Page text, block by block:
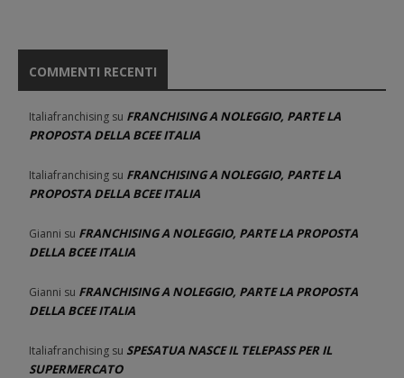
COMMENTI RECENTI
Italiafranchising su FRANCHISING A NOLEGGIO, PARTE LA
PROPOSTA DELLA BCEE ITALIA
Italiafranchising su FRANCHISING A NOLEGGIO, PARTE LA
PROPOSTA DELLA BCEE ITALIA
Gianni su FRANCHISING A NOLEGGIO, PARTE LA PROPOSTA
DELLA BCEE ITALIA
Gianni su FRANCHISING A NOLEGGIO, PARTE LA PROPOSTA
DELLA BCEE ITALIA
Italiafranchising su SPESATUA NASCE IL TELEPASS PER IL
SUPERMERCATO